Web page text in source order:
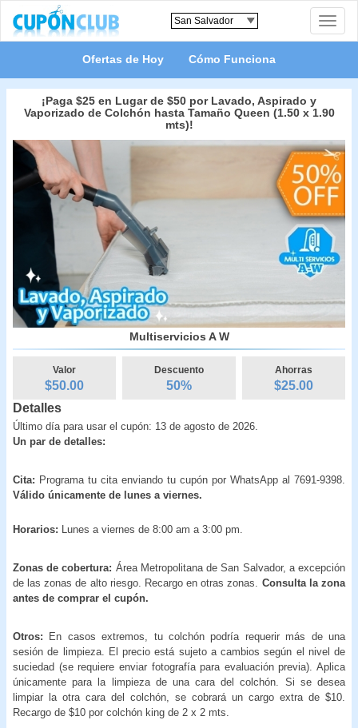
Toggle
Ofertas de Hoy Cómo Funciona
¡Paga $25 en Lugar de $50 por Lavado, Aspirado y
Vaporizado de Colchón hasta Tamaño Queen (1.50 x 1.90
mts)!
Multiservicios A W
Valor
$50.00
Descuento
50%
Ahorras
$25.00
Detalles
Último día para usar el cupón: 13 de agosto de 2026.
Un par de detalles:
Cita: Programa tu cita enviando tu cupón por WhatsApp al 7691-9398.
Válido únicamente de lunes a viernes.
Horarios: Lunes a viernes de 8:00 am a 3:00 pm.
Zonas de cobertura: Área Metropolitana de San Salvador, a excepción
de las zonas de alto riesgo. Recargo en otras zonas. Consulta la zona
antes de comprar el cupón.
Otros: En casos extremos, tu colchón podría requerir más de una
sesión de limpieza. El precio está sujeto a cambios según el nivel de
suciedad (se requiere enviar fotografía para evaluación previa). Aplica
únicamente para la limpieza de una cara del colchón. Si se desea
limpiar la otra cara del colchón, se cobrará un cargo extra de $10.
Recargo de $10 por colchón king de 2 x 2 mts.